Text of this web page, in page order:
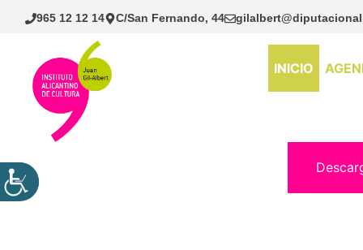
Saltar
965 12 12 14 C/San Fernando, 44
INICIO